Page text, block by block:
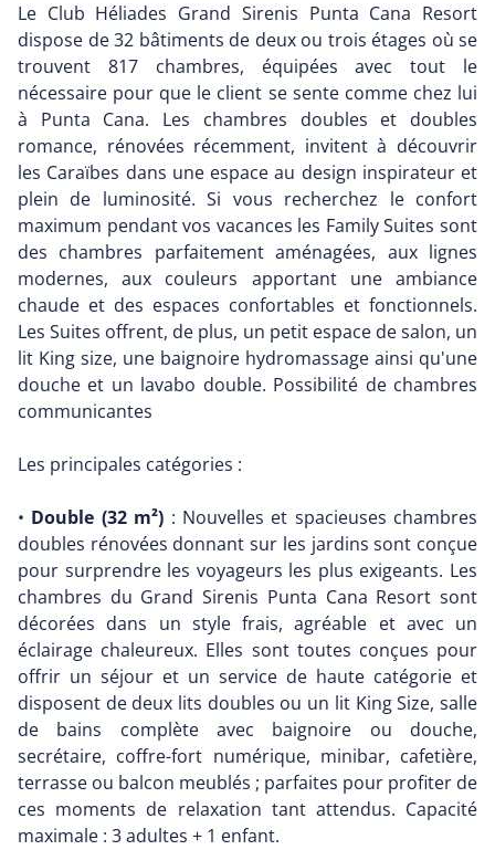
Le Club Héliades Grand Sirenis Punta Cana Resort
dispose de 32 bâtiments de deux ou trois étages où se
trouvent 817 chambres, équipées avec tout le
nécessaire pour que le client se sente comme chez lui
à Punta Cana. Les chambres doubles et doubles
romance, rénovées récemment, invitent à découvrir
les Caraïbes dans une espace au design inspirateur et
plein de luminosité. Si vous recherchez le confort
maximum pendant vos vacances les Family Suites sont
des chambres parfaitement aménagées, aux lignes
modernes, aux couleurs apportant une ambiance
chaude et des espaces confortables et fonctionnels.
Les Suites offrent, de plus, un petit espace de salon, un
lit King size, une baignoire hydromassage ainsi qu'une
douche et un lavabo double. Possibilité de chambres
communicantes
Les principales catégories :
• Double (32 m²) : Nouvelles et spacieuses chambres
doubles rénovées donnant sur les jardins sont conçue
pour surprendre les voyageurs les plus exigeants. Les
chambres du Grand Sirenis Punta Cana Resort sont
décorées dans un style frais, agréable et avec un
éclairage chaleureux. Elles sont toutes conçues pour
offrir un séjour et un service de haute catégorie et
disposent de deux lits doubles ou un lit King Size, salle
de bains complète avec baignoire ou douche,
secrétaire, coffre-fort numérique, minibar, cafetière,
terrasse ou balcon meublés ; parfaites pour profiter de
ces moments de relaxation tant attendus. Capacité
maximale : 3 adultes + 1 enfant.